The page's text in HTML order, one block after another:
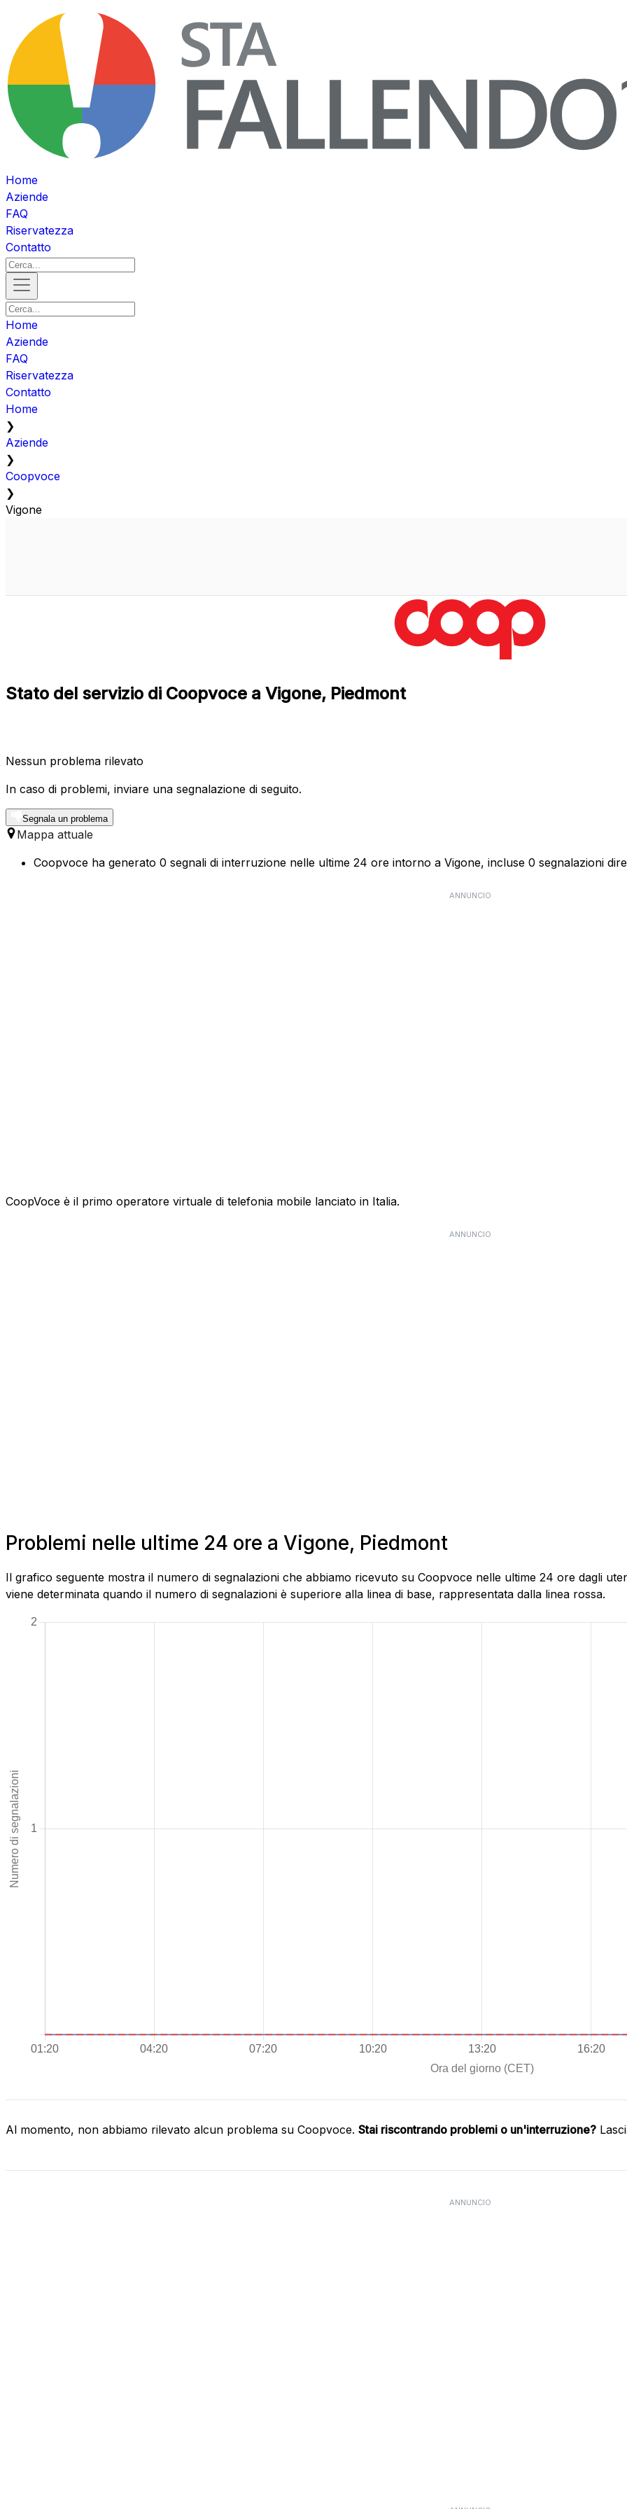
Home
Aziende
FAQ
Riservatezza
Contatto
Home
Aziende
FAQ
Riservatezza
Contatto
Home
❯
Aziende
❯
Coopvoce
❯
Vigone
Stato del servizio di Coopvoce a Vigone, Piedmont
Nessun problema rilevato
In caso di problemi, inviare una segnalazione di seguito.
Segnala un problema
Mappa attuale
Coopvoce ha generato 0 segnali di interruzione nelle ultime 24 ore intorno a Vigone, incluse 0 segnalazioni
ANNUNCIO
CoopVoce è il primo operatore virtuale di telefonia mobile lanciato in Italia.
ANNUNCIO
Problemi nelle ultime 24 ore a Vigone, Piedmont
Il grafico seguente mostra il numero di segnalazioni che abbiamo ricevuto su Coopvoce nelle ultime 24 ore dagli
viene determinata quando il numero di segnalazioni è superiore alla linea di base, rappresentata dalla linea rossa.
Al momento, non abbiamo rilevato alcun problema su Coopvoce. Stai riscontrando problemi o un'interruzione?
ANNUNCIO